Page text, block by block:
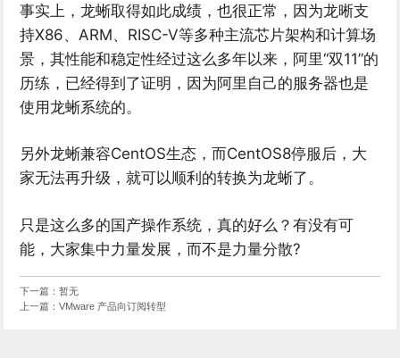
事实上，龙蜥取得如此成绩，也很正常，因为龙晰支
持X86、ARM、RISC-V等多种主流芯片架构和计算场
景，其性能和稳定性经过这么多年以来，阿里“双11”的
历练，已经得到了证明，因为阿里自己的服务器也是
使用龙蜥系统的。
另外龙蜥兼容CentOS生态，而CentOS8停服后，大
家无法再升级，就可以顺利的转换为龙蜥了。
只是这么多的国产操作系统，真的好么？有没有可
能，大家集中力量发展，而不是力量分散?
下一篇：暂无
上一篇：VMware 产品向订阅转型